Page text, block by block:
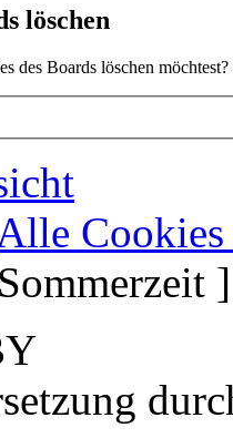
löschen
des Boards löschen möchtest?
Cookies
]